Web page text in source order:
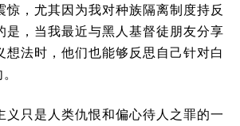
惊，尤其因为我对种族隔离制度持反
是，当我最近与黑人基督徒朋友分享
想法时，他们也能够反思自己针对白
义只是人类仇恨和偏心待人之罪的一